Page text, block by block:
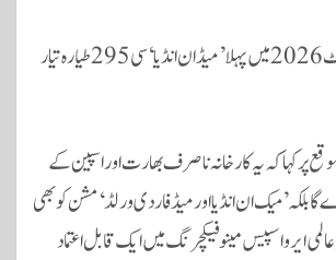
وڈودرا میں بھارتی پلانٹ 2026 میں پہلا ’میڈ ان انڈیا‘ سی295 طیارہ تیار
پر کہا کہ یہ کارخانہ ناصرف بھارت اور اسپین کے
بلکہ ’میک ان انڈیا اور میڈ فار دی ورلڈ‘ مشن کو بھی
ایرو اسپیس مینوفیکچرنگ میں ایک قابل اعتماد